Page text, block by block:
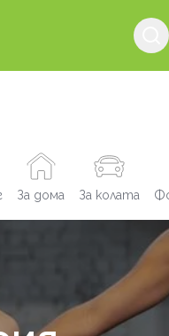
За дома За колата